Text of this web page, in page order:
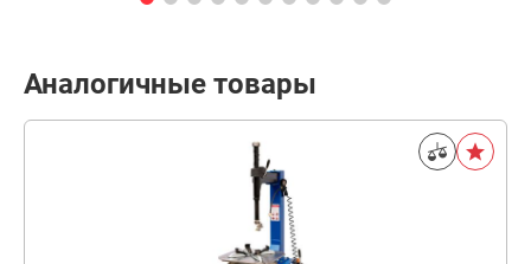
Аналогичные товары